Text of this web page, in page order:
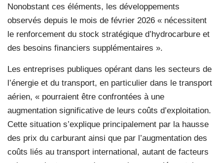
Nonobstant ces éléments, les développements
observés depuis le mois de février 2026 « nécessitent
le renforcement du stock stratégique d’hydrocarbure et
des besoins financiers supplémentaires ».
Les entreprises publiques opérant dans les secteurs de
l’énergie et du transport, en particulier dans le transport
aérien, « pourraient être confrontées à une
augmentation significative de leurs coûts d’exploitation.
Cette situation s’explique principalement par la hausse
des prix du carburant ainsi que par l’augmentation des
coûts liés au transport international, autant de facteurs